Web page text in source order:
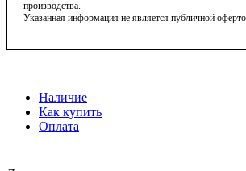
производства.
Указанная информация не является публичной
Наличие
Как купить
Оплата